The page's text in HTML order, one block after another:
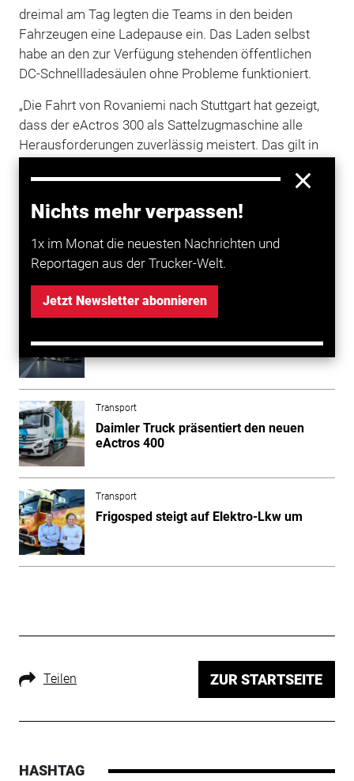
Nichts mehr verpassen!
1x im Monat die neuesten Nachrichten und
Reportagen aus der Trucker-Welt.
Jetzt Newsletter abonnieren
dreimal am Tag legten die Teams in den beiden
Fahrzeugen eine Ladepause ein. Das Laden selbst
habe an den zur Verfügung stehenden öffentlichen
DC-Schnellladesäulen ohne Probleme funktioniert.
„Die Fahrt von Rovaniemi nach Stuttgart hat gezeigt,
dass der eActros 300 als Sattelzugmaschine alle
Herausforderungen zuverlässig meistert. Das gilt in
wie in Sachen Fahrkomfort undSicherheit“, lautete
denn auch das Fazit von Christof Weber, Head of
Global Testing Mercedes-Benz Trucks. (tb)
Transport
Zwei eActros 600 testen Megawattladen
Transport
Daimler Truck präsentiert den neuen
eActros 400
Transport
Frigosped steigt auf Elektro-Lkw um
Teilen ZUR STARTSEITE
HASHTAG